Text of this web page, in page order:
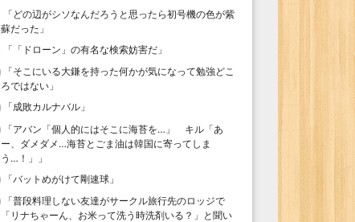
「 どの辺がシソなんだろうと思ったら初号機の色が紫
蘇だった 」
「 「ドローン」の有名な検索妨害だ 」
「そこにいる大鎌を持った何かが気になって勉強どこ
ろではない 」
「成敗カルナバル 」
「アバン「個人的にはそこに海苔を…」 キル「あ
ー、ダメダメ…海苔とごま油は韓国に寄ってしま
う…！」
」
「バットめがけて剛速球 」
「普段料理しない友達がサークル旅行先のロッジで
「リナちゃーん、お米って洗う時洗剤いる？」と聞い